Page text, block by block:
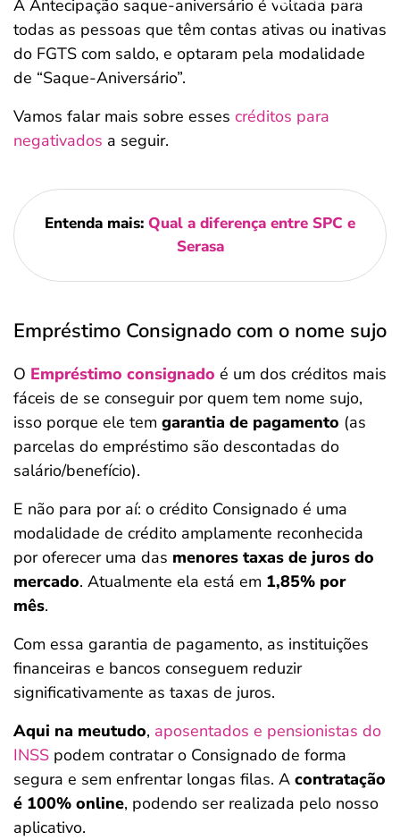
A Antecipação saque-aniversário é voltada para
todas as pessoas que têm contas ativas ou inativas
do FGTS com saldo, e optaram pela modalidade
de “Saque-Aniversário”.
Vamos falar mais sobre esses créditos para
negativados a seguir.
Entenda mais: Qual a diferença entre SPC e
Serasa
Empréstimo Consignado com o nome sujo
O Empréstimo consignado é um dos créditos mais
fáceis de se conseguir por quem tem nome sujo,
isso porque ele tem garantia de pagamento (as
parcelas do empréstimo são descontadas do
salário/benefício).
E não para por aí: o crédito Consignado é uma
modalidade de crédito amplamente reconhecida
por oferecer uma das menores taxas de juros do
mercado. Atualmente ela está em 1,85% por
mês.
Com essa garantia de pagamento, as instituições
financeiras e bancos conseguem reduzir
significativamente as taxas de juros.
Aqui na meutudo, aposentados e pensionistas do
INSS podem contratar o Consignado de forma
segura e sem enfrentar longas filas. A contratação
é 100% online, podendo ser realizada pelo nosso
aplicativo.